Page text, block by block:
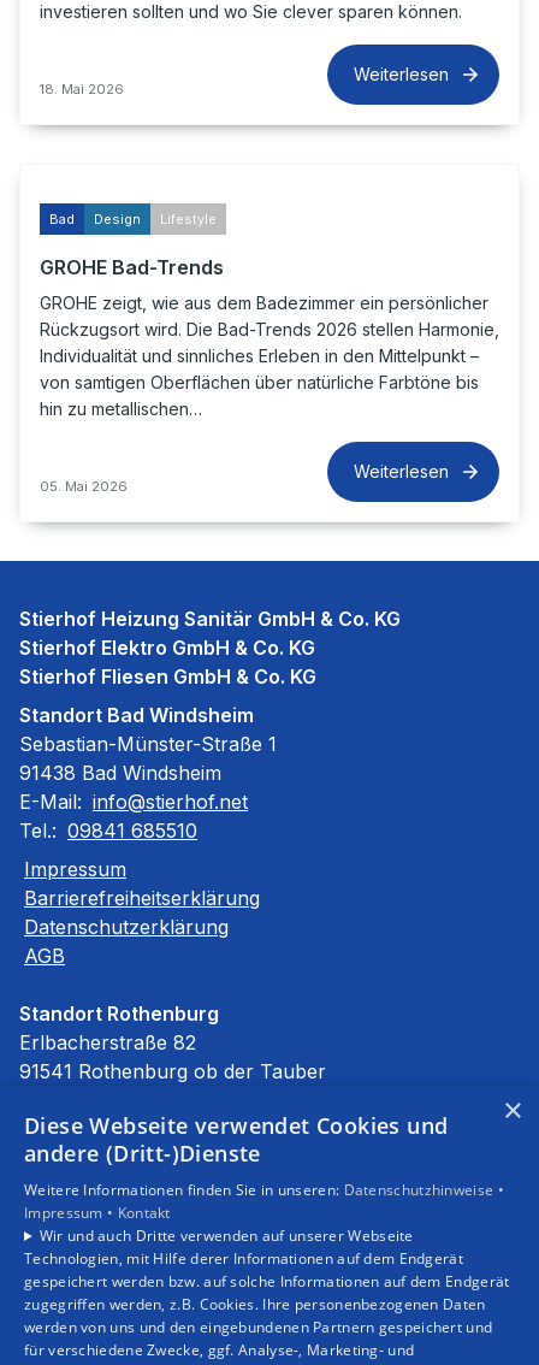
investieren sollten und wo Sie clever sparen können.
18. Mai 2026
Weiterlesen
Bad Design Lifestyle
GROHE Bad-Trends
GROHE zeigt, wie aus dem Badezimmer ein persönlicher
Rückzugsort wird. Die Bad-Trends 2026 stellen Harmonie,
Individualität und sinnliches Erleben in den Mittelpunkt –
von samtigen Oberflächen über natürliche Farbtöne bis
hin zu metallischen…
05. Mai 2026
Weiterlesen
Stierhof Heizung Sanitär GmbH & Co. KG
Stierhof Elektro GmbH & Co. KG
Stierhof Fliesen GmbH & Co. KG
Standort Bad Windsheim
Sebastian-Münster-Straße 1
91438 Bad Windsheim
E-Mail: info@stierhof.net
Tel.: 09841 685510
Impressum
Barrierefreiheitserklärung
Datenschutzerklärung
AGB
Standort Rothenburg
Erlbacherstraße 82
91541 Rothenburg ob der Tauber
Tel.: 09861 94590
Unsere Bereiche
Privatkunden
Gewerbekunden
Karriere
Unternehmen
Kontakt
×
Diese Webseite verwendet Cookies und
andere (Dritt-)Dienste
Weitere Informationen finden Sie in unseren: Datenschutzhinweise •
Impressum • Kontakt
Wir und auch Dritte verwenden auf unserer Webseite
Technologien, mit Hilfe derer Informationen auf dem Endgerät
gespeichert werden bzw. auf solche Informationen auf dem Endgerät
zugegriffen werden, z.B. Cookies. Ihre personenbezogenen Daten
werden von uns und den eingebundenen Partnern gespeichert und
für verschiedene Zwecke, ggf. Analyse-, Marketing- und